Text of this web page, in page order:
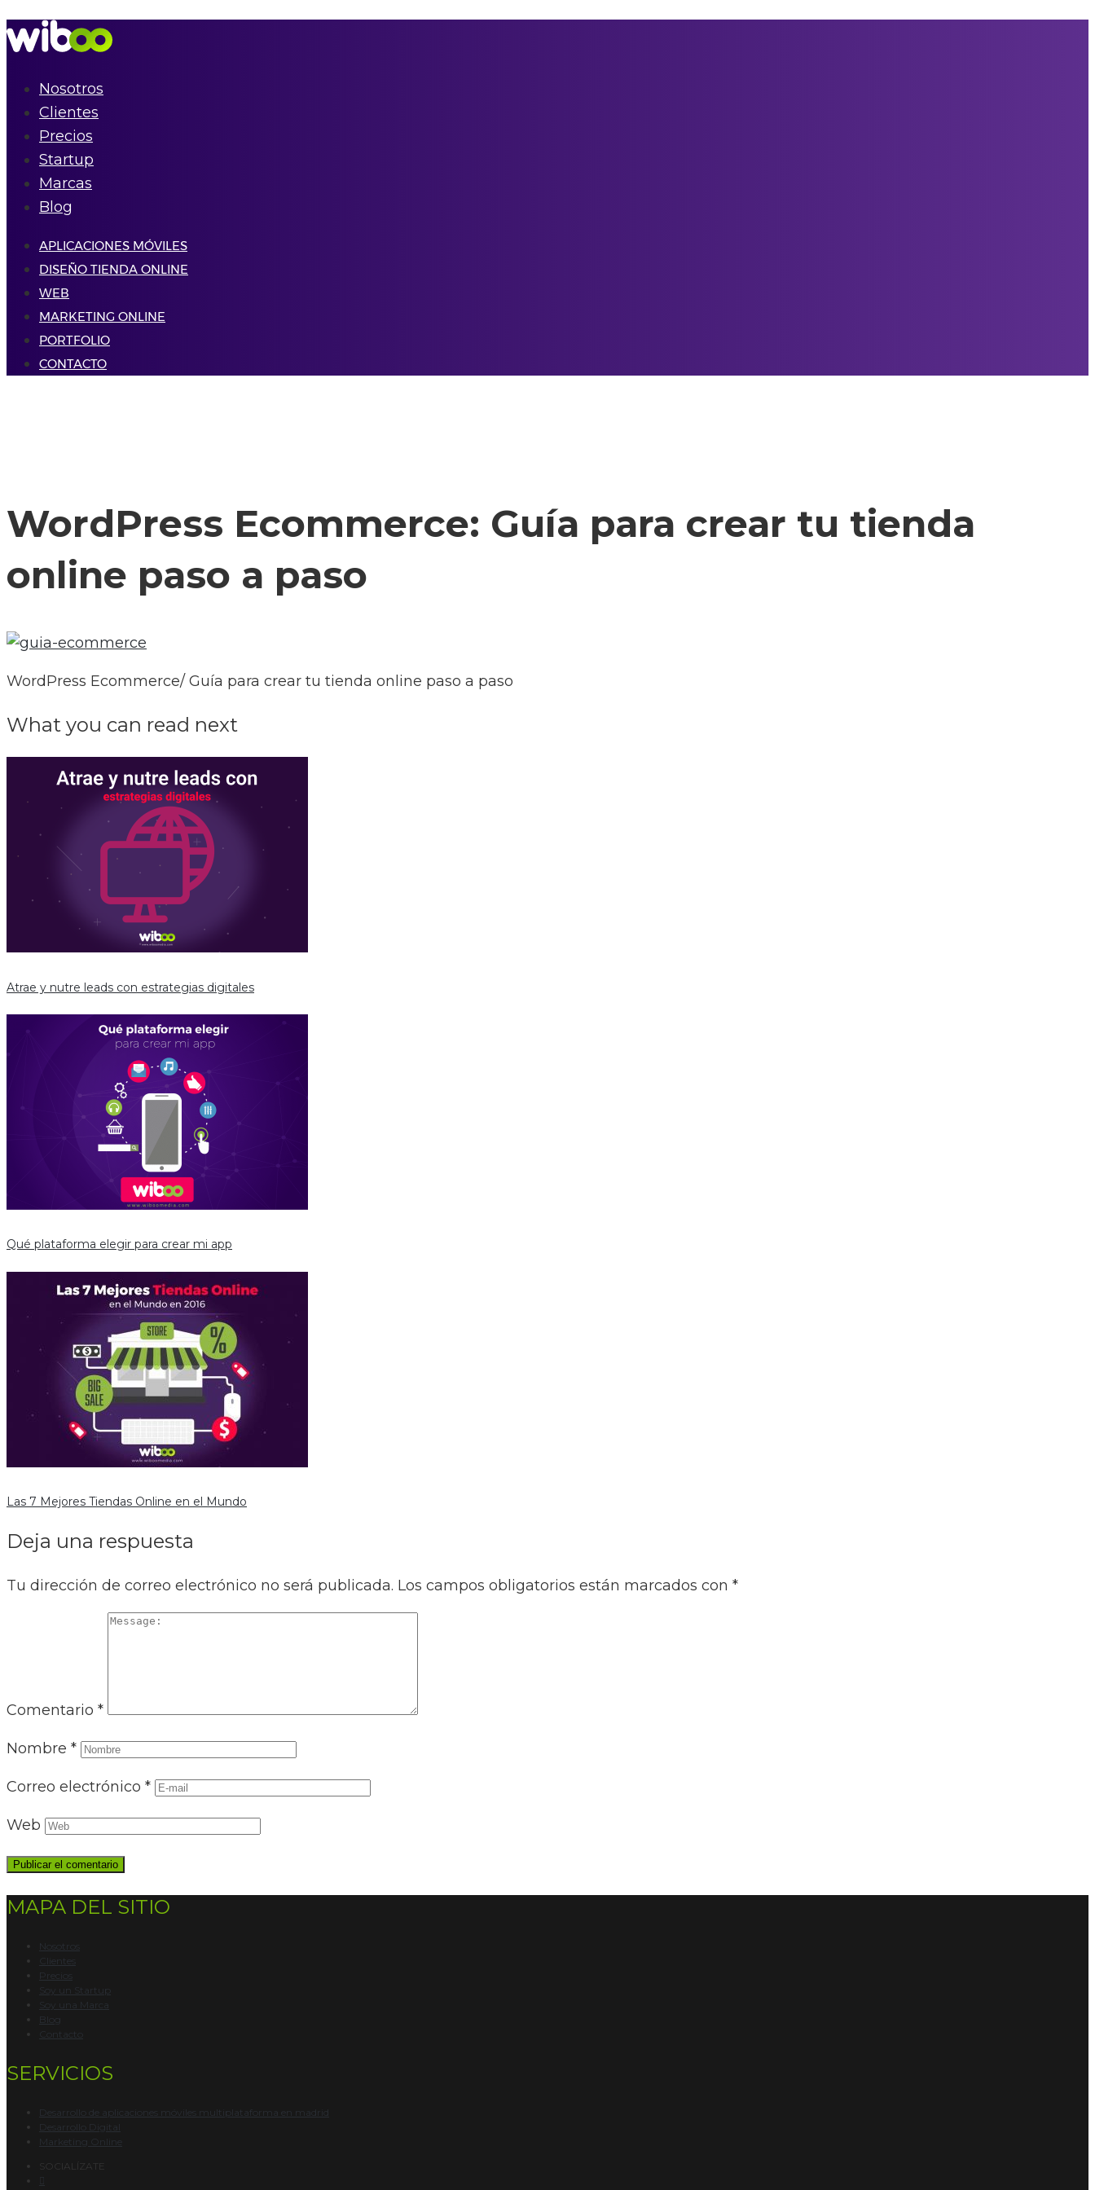
Nosotros
Clientes
Precios
Startup
Marcas
Blog
APLICACIONES MÓVILES
DISEÑO TIENDA ONLINE
WEB
MARKETING ONLINE
PORTFOLIO
CONTACTO
WordPress Ecommerce: Guía para crear tu tienda
online paso a paso
WordPress Ecommerce/ Guía para crear tu tienda online paso a paso
What you can read next
Atrae y nutre leads con estrategias digitales
Qué plataforma elegir para crear mi app
Las 7 Mejores Tiendas Online en el Mundo
Deja una respuesta
Tu dirección de correo electrónico no será publicada. Los campos obligatorios están marcados con *
Comentario *
Nombre *
Correo electrónico *
Web
MAPA DEL SITIO
Nosotros
Clientes
Precios
Soy un Startup
Soy una Marca
Blog
Contacto
SERVICIOS
Desarrollo de aplicaciones móviles multiplataforma en madrid
Desarrollo Digital
Marketing Online
SOCIALÍZATE